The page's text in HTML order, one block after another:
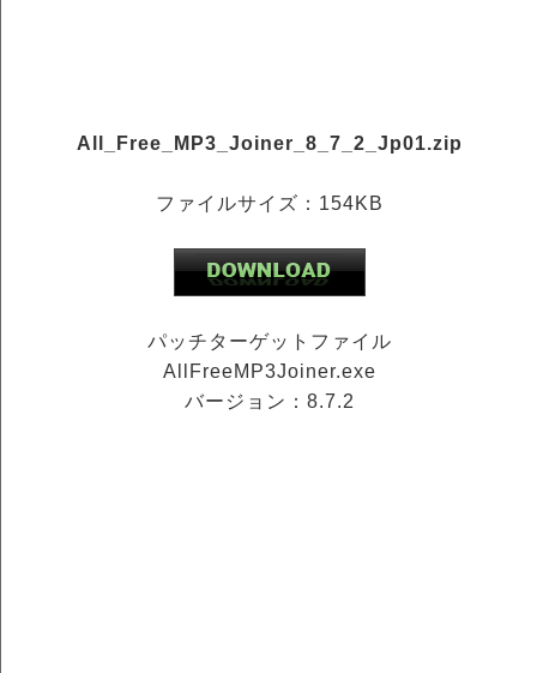
All_Free_MP3_Joiner_8_7_2_Jp01.zip
ファイルサイズ：154KB
パッチターゲットファイル
AllFreeMP3Joiner.exe
バージョン：8.7.2